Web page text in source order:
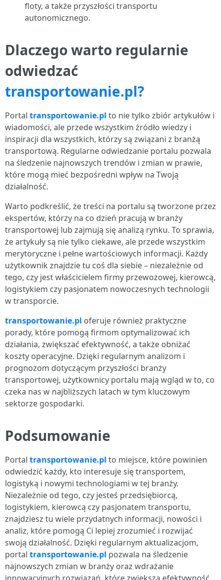
floty, a także przyszłości transportu
autonomicznego.
Dlaczego warto regularnie
odwiedzać
transportowanie.pl?
Portal transportowanie.pl to nie tylko zbiór artykułów i
wiadomości, ale przede wszystkim źródło wiedzy i
inspiracji dla wszystkich, którzy są związani z branżą
transportową. Regularne odwiedzanie portalu pozwala
na śledzenie najnowszych trendów i zmian w prawie,
które mogą mieć bezpośredni wpływ na Twoją
działalność.
Warto podkreślić, że treści na portalu są tworzone przez
ekspertów, którzy na co dzień pracują w branży
transportowej lub zajmują się analizą rynku. To sprawia,
że artykuły są nie tylko ciekawe, ale przede wszystkim
merytoryczne i pełne wartościowych informacji. Każdy
użytkownik znajdzie tu coś dla siebie – niezależnie od
tego, czy jest właścicielem firmy przewozowej, kierowcą,
logistykiem czy pasjonatem nowoczesnych technologii
w transporcie.
transportowanie.pl oferuje również praktyczne
porady, które pomogą firmom optymalizować ich
działania, zwiększać efektywność, a także obniżać
koszty operacyjne. Dzięki regularnym analizom i
prognozom dotyczącym przyszłości branży
transportowej, użytkownicy portalu mają wgląd w to, co
czeka nas w najbliższych latach w tym kluczowym
sektorze gospodarki.
Podsumowanie
Portal transportowanie.pl to miejsce, które powinien
odwiedzić każdy, kto interesuje się transportem,
logistyką i nowymi technologiami w tej branży.
Niezależnie od tego, czy jesteś przedsiębiorcą,
logistykiem, kierowcą czy pasjonatem transportu,
znajdziesz tu wiele przydatnych informacji, nowości i
analiz, które pomogą Ci lepiej zrozumieć i rozwijać
swoją działalność. Dzięki regularnym aktualizacjom,
portal transportowanie.pl pozwala na śledzenie
najnowszych zmian w branży oraz wdrażanie